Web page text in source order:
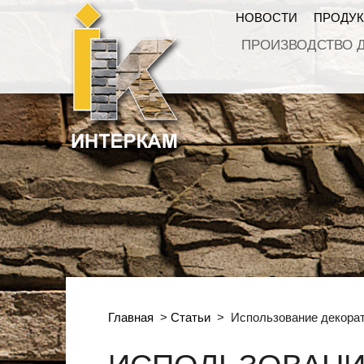
НОВОСТИ
ПРОИЗВОДСТВО
Главная > Статьи > Использование